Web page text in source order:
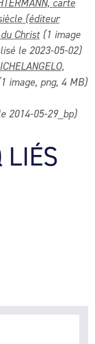
carte
(éditeur
Christ(1 image
le 2023-05-02)
image, png, 4 MB)
2014-05-29_bp)
LIÉS